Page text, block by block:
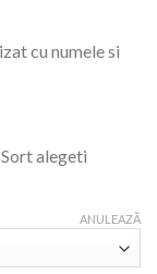
cu numele si
alegeti
ANULEAZĂ